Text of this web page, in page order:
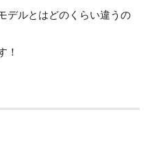
デルとはどのくらい違うの
！